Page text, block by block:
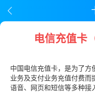
电信充值卡
中国电信充值卡，是为了方
业务及支付业务充值付费而
语音、网页和短信等多种接